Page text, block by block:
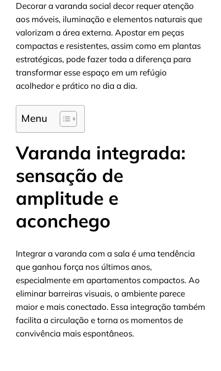
Decorar a varanda social decor requer atenção
aos móveis, iluminação e elementos naturais que
valorizam a área externa. Apostar em peças
compactas e resistentes, assim como em plantas
estratégicas, pode fazer toda a diferença para
transformar esse espaço em um refúgio
acolhedor e prático no dia a dia.
Menu
Varanda integrada:
sensação de
amplitude e
aconchego
Integrar a varanda com a sala é uma tendência
que ganhou força nos últimos anos,
especialmente em apartamentos compactos. Ao
eliminar barreiras visuais, o ambiente parece
maior e mais conectado. Essa integração também
facilita a circulação e torna os momentos de
convivência mais espontâneos.